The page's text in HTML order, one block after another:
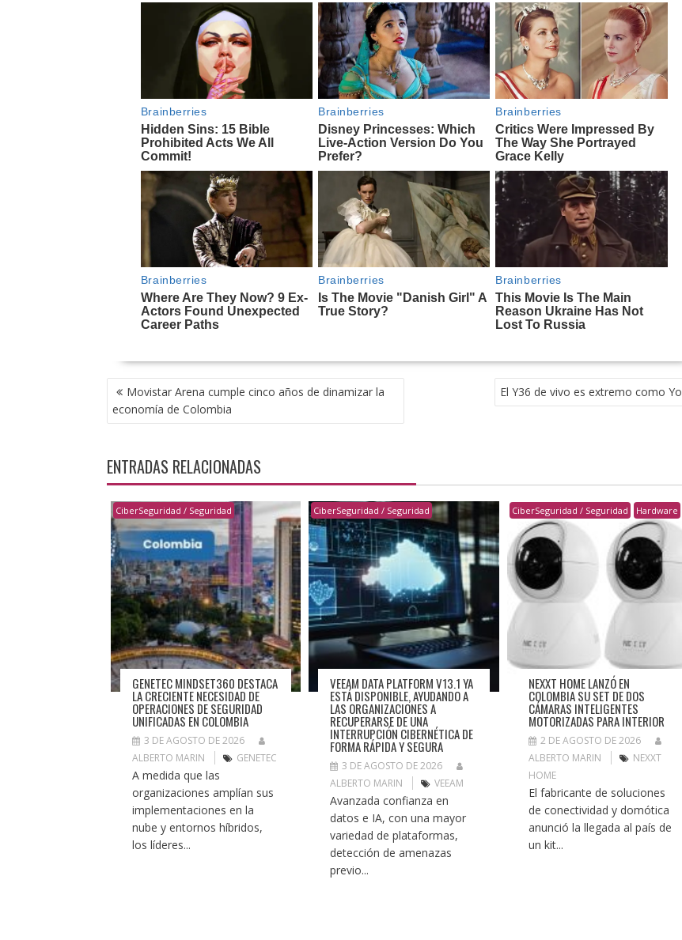
NAVEGACIÓN
DE
ENTRADAS
Movistar Arena cumple cinco años de dinamizar la
economía de Colombia
El Y36 de vivo es extremo como Yo
ENTRADAS RELACIONADAS
CiberSeguridad / Seguridad
GENETEC MINDSET360 DESTACA
LA CRECIENTE NECESIDAD DE
OPERACIONES DE SEGURIDAD
UNIFICADAS EN COLOMBIA
3 DE AGOSTO DE 2026
ALBERTO MARIN
GENETEC
A medida que las
organizaciones amplían sus
implementaciones en la
nube y entornos híbridos,
los líderes...
CiberSeguridad / Seguridad
VEEAM DATA PLATFORM V13.1 YA
ESTÁ DISPONIBLE, AYUDANDO A
LAS ORGANIZACIONES A
RECUPERARSE DE UNA
INTERRUPCIÓN CIBERNÉTICA DE
FORMA RÁPIDA Y SEGURA
3 DE AGOSTO DE 2026
ALBERTO MARIN
VEEAM
Avanzada confianza en
datos e IA, con una mayor
variedad de plataformas,
detección de amenazas
previo...
CiberSeguridad / Seguridad Hardware
NEXXT HOME LANZÓ EN
COLOMBIA SU SET DE DOS
CÁMARAS INTELIGENTES
MOTORIZADAS PARA INTERIOR
2 DE AGOSTO DE 2026
ALBERTO MARIN
NEXXT
HOME
El fabricante de soluciones
de conectividad y domótica
anunció la llegada al país de
un kit...